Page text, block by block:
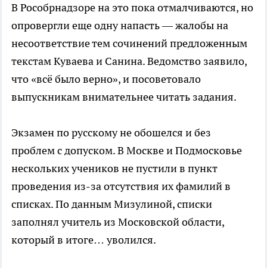
В Рособрнадзоре на это пока отмалчиваются, но
опровергли еще одну напасть — жалобы на
несоответствие тем сочинений предложенным
текстам Куваева и Санина. Ведомство заявило,
что «всё было верно», и посоветовало
выпускникам внимательнее читать задания.
Экзамен по русскому не обошелся и без
проблем с допуском. В Москве и Подмосковье
нескольких учеников не пустили в пункт
проведения из-за отсутствия их фамилий в
списках. По данным Мизулиной, списки
заполнял учитель из Московской области,
который в итоге… уволился.